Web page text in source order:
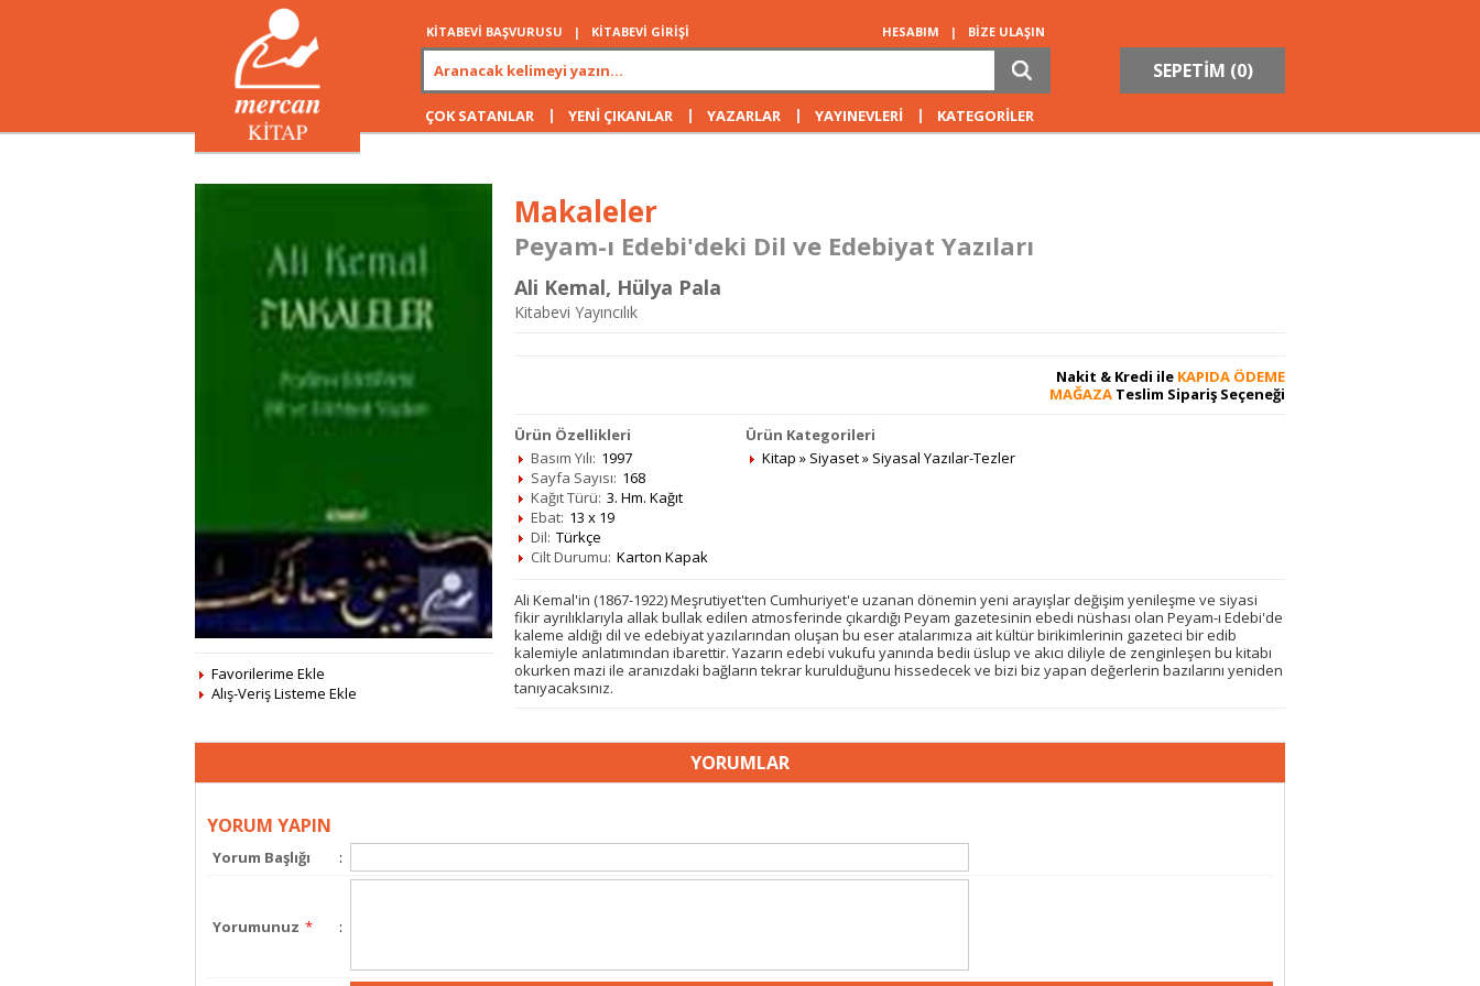
KİTABEVİ BAŞVURUSU | KİTABEVİ GİRİŞİ HESABIM | BİZE ULAŞIN
SEPETİM (0)
ÇOK SATANLAR | YENİ ÇIKANLAR | YAZARLAR | YAYINEVLERİ | KATEGORİLER
Favorilerime Ekle
Alış-Veriş Listeme Ekle
Makaleler
Peyam-ı Edebi'deki Dil ve Edebiyat Yazıları
Ali Kemal, Hülya Pala
Kitabevi Yayıncılık
Nakit & Kredi ile KAPIDA ÖDEME
MAĞAZA Teslim Sipariş Seçeneği
Ürün Özellikleri
Basım Yılı: 1997
Sayfa Sayısı: 168
Kağıt Türü: 3. Hm. Kağıt
Ebat: 13 x 19
Dil: Türkçe
Cilt Durumu: Karton Kapak
Ürün Kategorileri
Kitap » Siyaset» Siyasal Yazılar-Tezler
Ali Kemal'in (1867-1922) Meşrutiyet'ten Cumhuriyet'e uzanan dönemin yeni arayışlar değişim yenileşme ve siyasi
fikir ayrılıklarıyla allak bullak edilen atmosferinde çıkardığı Peyam gazetesinin ebedi nüshası olan Peyam-ı Edebi'de
kaleme aldığı dil ve edebiyat yazılarından oluşan bu eser atalarımıza ait kültür birikimlerinin gazeteci bir edib
kalemiyle anlatımından ibarettir. Yazarın edebi vukufu yanında bediı üslup ve akıcı diliyle de zenginleşen bu kitabı
okurken mazi ile aranızdaki bağların tekrar kurulduğunu hissedecek ve bizi biz yapan değerlerin bazılarını yeniden
tanıyacaksınız.
YORUMLAR
YORUM YAPIN
Yorum Başlığı :
Yorumunuz * :